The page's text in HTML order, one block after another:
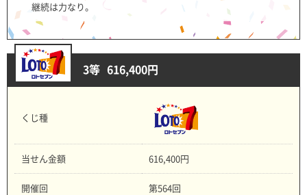
継続は力なり。
3等 616,400円
くじ種
当せん金額 616,400円
開催回 第564回